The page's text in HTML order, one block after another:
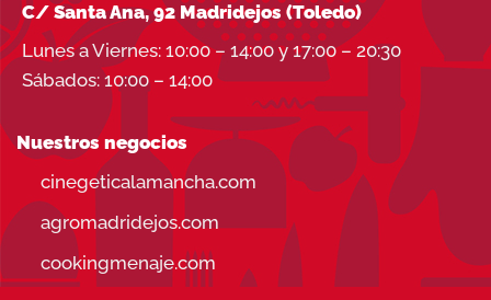
C/ Santa Ana, 92 Madridejos (Toledo)
Lunes a Viernes: 10:00 – 14:00 y 17:00 – 20:30
Sábados: 10:00 – 14:00
Nuestros negocios
cinegeticalamancha.com
agromadridejos.com
cookingmenaje.com